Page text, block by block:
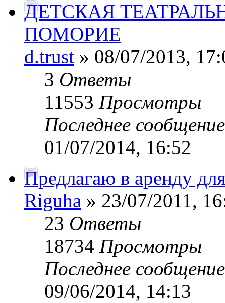
ДЕТСКАЯ
ПОМОРИЕ
d.trust » 08/07/2013,
3 Ответы
11553 Просмотры
Последнее
01/07/2014, 16:52
Предлагаю в аренду
Riguha » 23/07/2011,
23 Ответы
18734 Просмотры
Последнее
09/06/2014, 14:13